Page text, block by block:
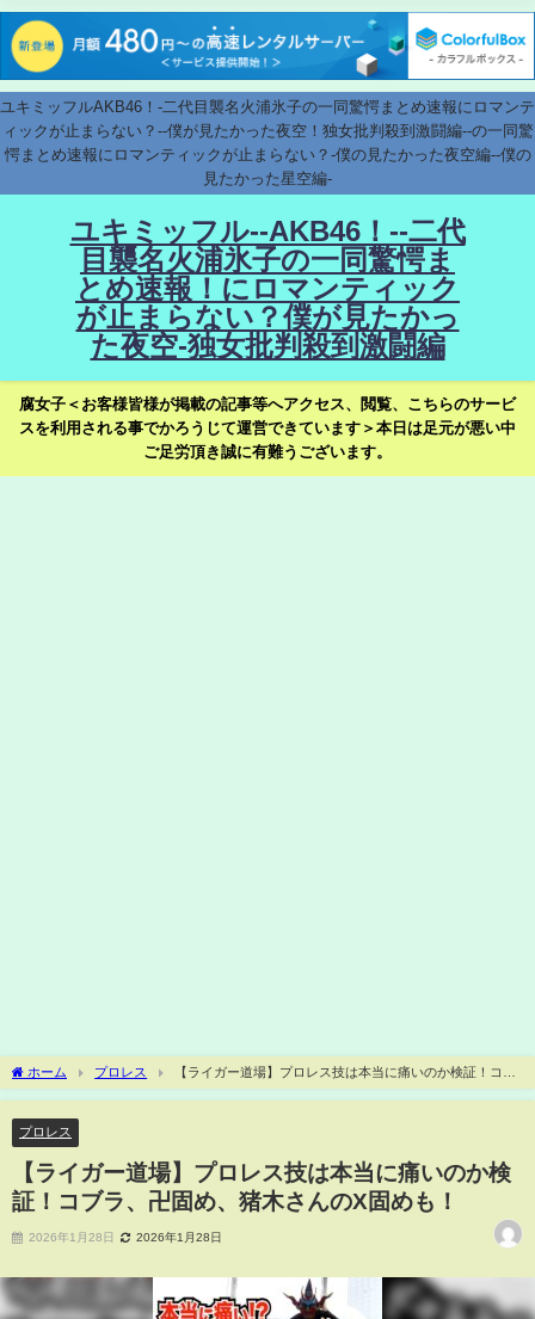
ユキミッフルAKB46！-二代目襲名火浦氷子の一同驚愕まとめ速報にロマンテ
ィックが止まらない？--僕が見たかった夜空！独女批判殺到激闘編--の一同驚
愕まとめ速報にロマンティックが止まらない？-僕の見たかった夜空編--僕の
見たかった星空編-
ユキミッフル--AKB46！--二代
目襲名火浦氷子の一同驚愕ま
とめ速報！にロマンティック
が止まらない？僕が見たかっ
た夜空-独女批判殺到激闘編
腐女子＜お客様皆様が掲載の記事等へアクセス、閲覧、こちらのサービ
スを利用される事でかろうじて運営できています＞本日は足元が悪い中
ご足労頂き誠に有難うございます。
ホーム プロレス
【ライガー道場】プロレス技は本当に痛いのか検証！コブ
ラ、卍固め、猪木さんのX固めも！
プロレス
【ライガー道場】プロレス技は本当に痛いのか検
証！コブラ、卍固め、猪木さんのX固めも！
2026年1月28日 2026年1月28日